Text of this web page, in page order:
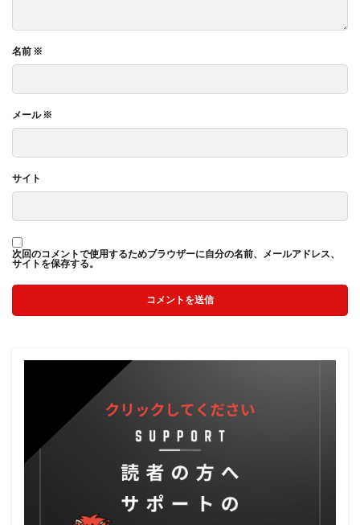
名前 ※
メール※
サイト
次回のコメントで使用するためブラウザーに自分の名前、メールアドレス、
サイトを保存する。